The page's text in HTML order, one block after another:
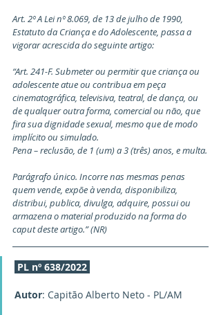
Art. 2º A Lei nº 8.069, de 13 de julho de 1990,
Estatuto da Criança e do Adolescente, passa a
vigorar acrescida do seguinte artigo:
“Art. 241-F. Submeter ou permitir que criança ou
adolescente atue ou contribua em peça
cinematográfica, televisiva, teatral, de dança, ou
de qualquer outra forma, comercial ou não, que
fira sua dignidade sexual, mesmo que de modo
implícito ou simulado.
Pena – reclusão, de 1 (um) a 3 (três) anos, e multa.
Parágrafo único. Incorre nas mesmas penas
quem vende, expõe à venda, disponibiliza,
distribui, publica, divulga, adquire, possui ou
armazena o material produzido na forma do
caput deste artigo.” (NR)
PL nº 638/2022
Autor: Capitão Alberto Neto - PL/AM